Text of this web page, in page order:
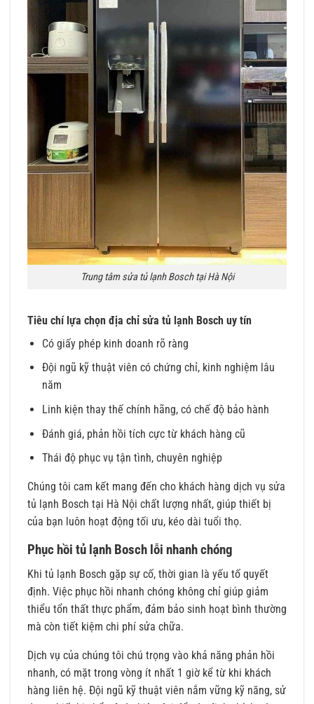
Trung tâm sửa tủ lạnh Bosch tại Hà Nội
Tiêu chí lựa chọn địa chỉ sửa tủ lạnh Bosch uy tín
Có giấy phép kinh doanh rõ ràng
Đội ngũ kỹ thuật viên có chứng chỉ, kinh nghiệm lâu
năm
Linh kiện thay thế chính hãng, có chế độ bảo hành
Đánh giá, phản hồi tích cực từ khách hàng cũ
Thái độ phục vụ tận tình, chuyên nghiệp
Chúng tôi cam kết mang đến cho khách hàng dịch vụ sửa
tủ lạnh Bosch tại Hà Nội chất lượng nhất, giúp thiết bị
của bạn luôn hoạt động tối ưu, kéo dài tuổi thọ.
Phục hồi tủ lạnh Bosch lỗi nhanh chóng
Khi tủ lạnh Bosch gặp sự cố, thời gian là yếu tố quyết
định. Việc phục hồi nhanh chóng không chỉ giúp giảm
thiểu tổn thất thực phẩm, đảm bảo sinh hoạt bình thường
mà còn tiết kiệm chi phí sửa chữa.
Dịch vụ của chúng tôi chú trọng vào khả năng phản hồi
nhanh, có mặt trong vòng ít nhất 1 giờ kể từ khi khách
hàng liên hệ. Đội ngũ kỹ thuật viên nắm vững kỹ năng, sử